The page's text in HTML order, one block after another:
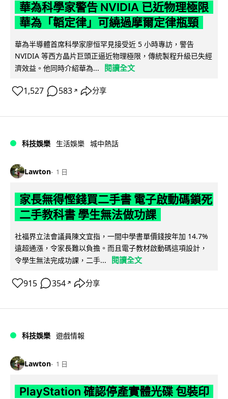
華為科學家警告 NVIDIA 已近物理極限
華為「韜定律」可繞過摩爾定律瓶頸
華為半導體首席科學家廖恒罕見接受近 5 小時專訪，警告
NVIDIA 等西方晶片巨頭正逼近物理極限，傳統製程升級已失經
濟效益。他同時介紹華為...
閱讀全文
1,527 583 ↗ 分享
科技娛樂 生活娛樂 城中熱話
Lawton 1 日
家長無得慳錢買二手書 電子啟動碼鎖死
二手教科書 學生無法做功課
社福界立法會議員陳文宜指，一間中學書單價錢按年加 14.7%
遠超通漲，令家長難以負擔。而且電子教材啟動碼這項設計，
令學生無法完成功課，二手...
閱讀全文
915 354 ↗ 分享
科技娛樂 遊戲情報
Lawton 1 日
PlayStation 確認停產實體光碟 包裝印